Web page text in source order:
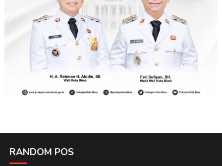
RANDOM POS